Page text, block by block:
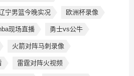
宁男篮今晚实况 欧洲杯录像
现场直播 勇士vs公牛
火箭对阵马刺录像
雷霆对阵火视频